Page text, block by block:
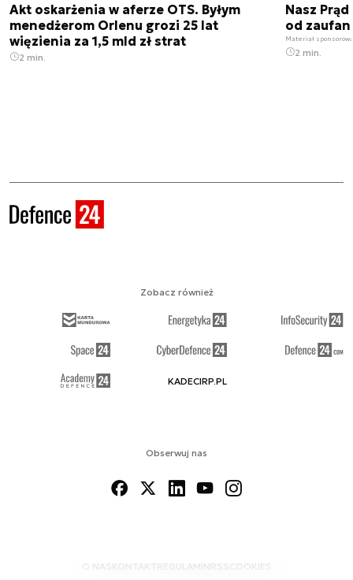
Akt oskarżenia w aferze OTS. Byłym
menedżerom Orlenu grozi 25 lat
więzienia za 1,5 mld zł strat
2 min.
Nasz
od
Materiał
2 min.
Obserwuj nas
O NAS KONTAKTREGULAMINRSS COOKIES
Zobacz również
KADECIRP.PL